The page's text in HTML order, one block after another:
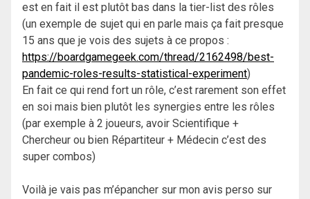
est en fait il est plutôt bas dans la tier-list des rôles
(un exemple de sujet qui en parle mais ça fait presque
15 ans que je vois des sujets à ce propos :
https://boardgamegeek.com/thread/2162498/best-
pandemic-roles-results-statistical-experiment)
En fait ce qui rend fort un rôle, c’est rarement son effet
en soi mais bien plutôt les synergies entre les rôles
(par exemple à 2 joueurs, avoir Scientifique +
Chercheur ou bien Répartiteur + Médecin c’est des
super combos)
Voilà je vais pas m’épancher sur mon avis perso sur